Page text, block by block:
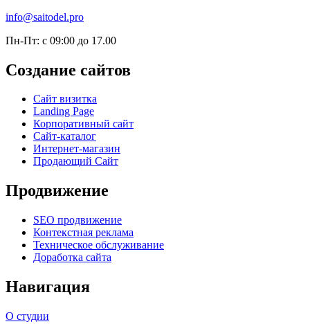
info@saitodel.pro
Пн-Пт: с 09:00 до 17.00
Создание сайтов
Сайт визитка
Landing Page
Корпоративный сайт
Сайт-каталог
Интернет-магазин
Продающий Сайт
Продвижение
SEO продвижение
Контекстная реклама
Техническое обслуживание
Доработка сайта
Навигация
О студии